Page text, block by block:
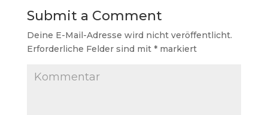
Submit a Comment
Deine E-Mail-Adresse wird nicht veröffentlicht.
Erforderliche Felder sind mit *markiert